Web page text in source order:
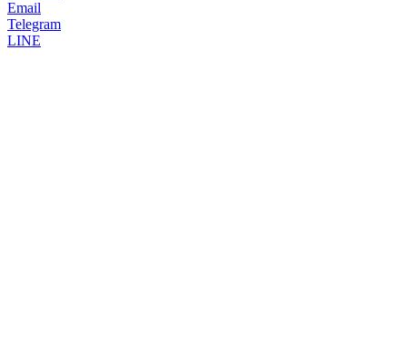
Email
Telegram
LINE